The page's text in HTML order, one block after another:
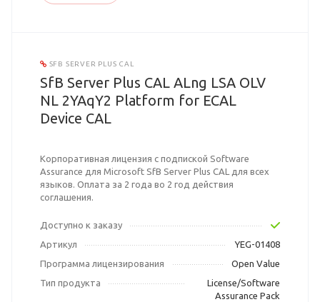
SFB SERVER PLUS CAL
SfB Server Plus CAL ALng LSA OLV
NL 2YAqY2 Platform for ECAL
Device CAL
Корпоративная лицензия с подпиской Software
Assurance для Microsoft SfB Server Plus CAL для всех
языков. Оплата за 2 года во 2 год действия
соглашения.
Доступно к заказу
Артикул
YEG-01408
Программа лицензирования
Open Value
Тип продукта
License/Software
Assurance Pack